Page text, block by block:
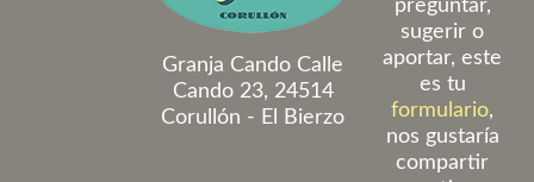
Granja Cando Calle
Cando 23, 24514
Corullón - El Bierzo
preguntar,
sugerir o
aportar, este
es tu
formulario,
nos gustaría
compartir